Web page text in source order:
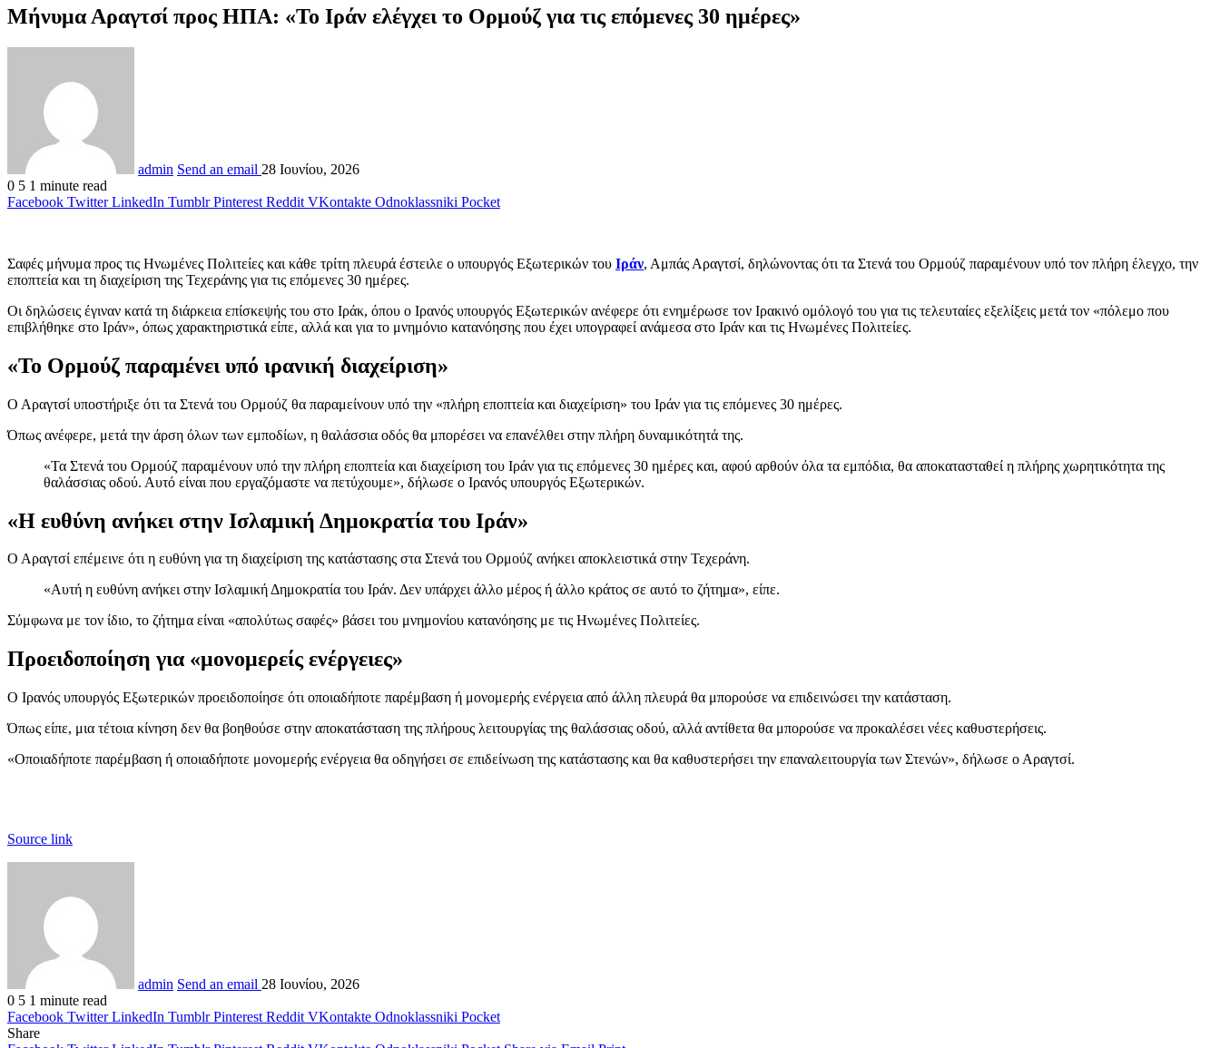
Μήνυμα Αραγτσί προς ΗΠΑ: «Το Ιράν ελέγχει το Ορμούζ για τις επόμενες 30 ημέρες»
admin Send an email 28 Ιουνίου, 2026
0 5 1 minute read
Facebook Twitter LinkedIn Tumblr Pinterest Reddit VKontakte Odnoklassniki Pocket
Σαφές μήνυμα προς τις Ηνωμένες Πολιτείες και κάθε τρίτη πλευρά έστειλε ο υπουργός Εξωτερικών του Ιράν, Αμπάς Αραγτσί, δηλώνοντας ότι τα Στενά του Ορμούζ παραμένουν υπό τον πλήρη έλεγχο, την
εποπτεία και τη διαχείριση της Τεχεράνης για τις επόμενες 30 ημέρες.
Οι δηλώσεις έγιναν κατά τη διάρκεια επίσκεψής του στο Ιράκ, όπου ο Ιρανός υπουργός Εξωτερικών ανέφερε ότι ενημέρωσε τον Ιρακινό ομόλογό του για τις τελευταίες εξελίξεις μετά τον «πόλεμο που
επιβλήθηκε στο Ιράν», όπως χαρακτηριστικά είπε, αλλά και για το μνημόνιο κατανόησης που έχει υπογραφεί ανάμεσα στο Ιράν και τις Ηνωμένες Πολιτείες.
«Το Ορμούζ παραμένει υπό ιρανική διαχείριση»
Ο Αραγτσί υποστήριξε ότι τα Στενά του Ορμούζ θα παραμείνουν υπό την «πλήρη εποπτεία και διαχείριση» του Ιράν για τις επόμενες 30 ημέρες.
Όπως ανέφερε, μετά την άρση όλων των εμποδίων, η θαλάσσια οδός θα μπορέσει να επανέλθει στην πλήρη δυναμικότητά της.
«Τα Στενά του Ορμούζ παραμένουν υπό την πλήρη εποπτεία και διαχείριση του Ιράν για τις επόμενες 30 ημέρες και, αφού αρθούν όλα τα εμπόδια, θα αποκατασταθεί η πλήρης χωρητικότητα της
θαλάσσιας οδού. Αυτό είναι που εργαζόμαστε να πετύχουμε», δήλωσε ο Ιρανός υπουργός Εξωτερικών.
«Η ευθύνη ανήκει στην Ισλαμική Δημοκρατία του Ιράν»
Ο Αραγτσί επέμεινε ότι η ευθύνη για τη διαχείριση της κατάστασης στα Στενά του Ορμούζ ανήκει αποκλειστικά στην Τεχεράνη.
«Αυτή η ευθύνη ανήκει στην Ισλαμική Δημοκρατία του Ιράν. Δεν υπάρχει άλλο μέρος ή άλλο κράτος σε αυτό το ζήτημα», είπε.
Σύμφωνα με τον ίδιο, το ζήτημα είναι «απολύτως σαφές» βάσει του μνημονίου κατανόησης με τις Ηνωμένες Πολιτείες.
Προειδοποίηση για «μονομερείς ενέργειες»
Ο Ιρανός υπουργός Εξωτερικών προειδοποίησε ότι οποιαδήποτε παρέμβαση ή μονομερής ενέργεια από άλλη πλευρά θα μπορούσε να επιδεινώσει την κατάσταση.
Όπως είπε, μια τέτοια κίνηση δεν θα βοηθούσε στην αποκατάσταση της πλήρους λειτουργίας της θαλάσσιας οδού, αλλά αντίθετα θα μπορούσε να προκαλέσει νέες καθυστερήσεις.
«Οποιαδήποτε παρέμβαση ή οποιαδήποτε μονομερής ενέργεια θα οδηγήσει σε επιδείνωση της κατάστασης και θα καθυστερήσει την επαναλειτουργία των Στενών», δήλωσε ο Αραγτσί.
Source link
admin Send an email 28 Ιουνίου, 2026
0 5 1 minute read
Facebook Twitter LinkedIn Tumblr Pinterest Reddit VKontakte Odnoklassniki Pocket
Share